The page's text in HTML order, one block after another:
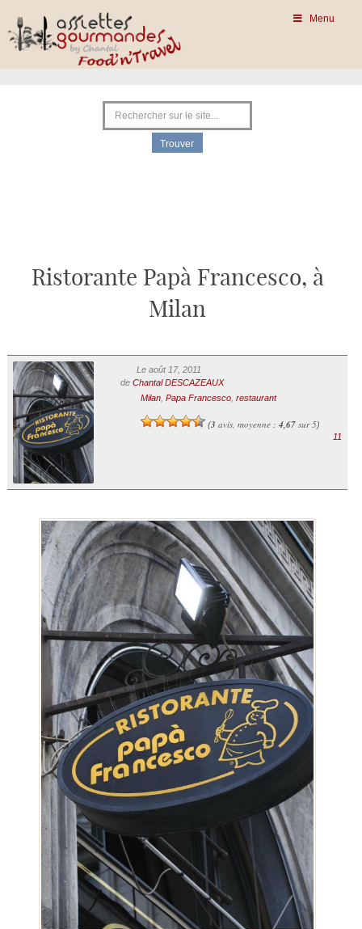
Menu
Ristorante Papà Francesco, à
Milan
Le août 17, 2011
de Chantal DESCAZEAUX
Milan, Papa Francesco, restaurant
(3 avis, moyenne : 4,67sur 5)
11